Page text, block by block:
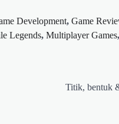
Development, Game
Legends, Multiplayer Games,
Titik, bentuk